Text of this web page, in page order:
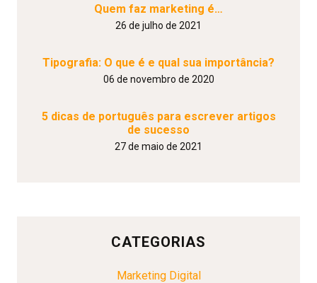
Quem faz marketing é…
26 de julho de 2021
Tipografia: O que é e qual sua importância?
06 de novembro de 2020
5 dicas de português para escrever artigos
de sucesso
27 de maio de 2021
CATEGORIAS
Marketing Digital